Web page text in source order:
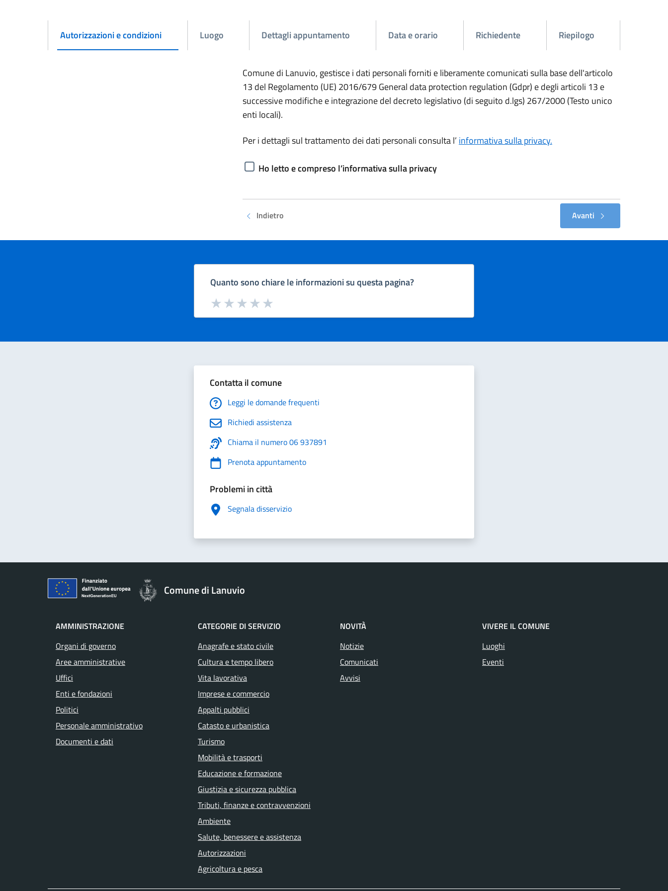
Autorizzazioni e condizioni
Attivo Luogo Dettagli appuntamento Data e orario Richiedente Riepilogo
Comune di Lanuvio, gestisce i dati personali forniti e liberamente comunicati sulla base dell'articolo
13 del Regolamento (UE) 2016/679 General data protection regulation (Gdpr) e degli articoli 13 e
successive modifiche e integrazione del decreto legislativo (di seguito d.lgs) 267/2000 (Testo unico
enti locali).
Per i dettagli sul trattamento dei dati personali consulta l’ informativa sulla privacy.
Ho letto e compreso l’informativa sulla privacy
Indietro Avanti
Quanto sono chiare le informazioni su questa pagina?
Valuta da 1 a 5 stelle la pagina
Valuta 5 stelle su 5
Valuta 4 stelle su 5
Valuta 3 stelle su 5
Valuta 2 stelle su 5
Valuta 1 stelle su 5
Contatta il comune
Leggi le domande frequenti
Richiedi assistenza
Chiama il numero 06 937891
Prenota appuntamento
Problemi in città
Segnala disservizio
Comune di Lanuvio
AMMINISTRAZIONE
Organi di governo
Aree amministrative
Uffici
Enti e fondazioni
Politici
Personale amministrativo
Documenti e dati
CATEGORIE DI SERVIZIO
Anagrafe e stato civile
Cultura e tempo libero
Vita lavorativa
Imprese e commercio
Appalti pubblici
Catasto e urbanistica
Turismo
Mobilità e trasporti
Educazione e formazione
Giustizia e sicurezza pubblica
Tributi, finanze e contravvenzioni
Ambiente
Salute, benessere e assistenza
Autorizzazioni
Agricoltura e pesca
NOVITÀ
Notizie
Comunicati
Avvisi
VIVERE IL COMUNE
Luoghi
Eventi